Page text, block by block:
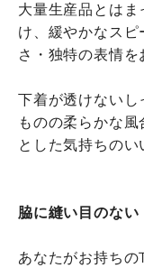
大量生産品とは
け、緩やかなスピ
さ・独特の表情を
下着が透けない
ものの柔らかな
とした気持ちのい
脇に縫い目のない
あなたがお持ち